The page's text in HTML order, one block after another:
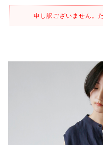
申し訳ございません。